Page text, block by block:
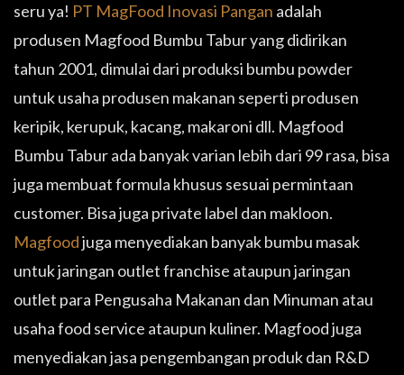
seru ya! PT MagFood Inovasi Pangan adalah
produsen Magfood Bumbu Tabur yang didirikan
tahun 2001, dimulai dari produksi bumbu powder
untuk usaha produsen makanan seperti produsen
keripik, kerupuk, kacang, makaroni dll. Magfood
Bumbu Tabur ada banyak varian lebih dari 99 rasa, bisa
juga membuat formula khusus sesuai permintaan
customer. Bisa juga private label dan makloon.
Magfoodjuga menyediakan banyak bumbu masak
untuk jaringan outlet franchise ataupun jaringan
outlet para Pengusaha Makanan dan Minuman atau
usaha food service ataupun kuliner. Magfood juga
menyediakan jasa pengembangan produk dan R&D